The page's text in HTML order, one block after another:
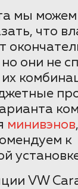
мы можем
что
они не
минивэнов
к
VW